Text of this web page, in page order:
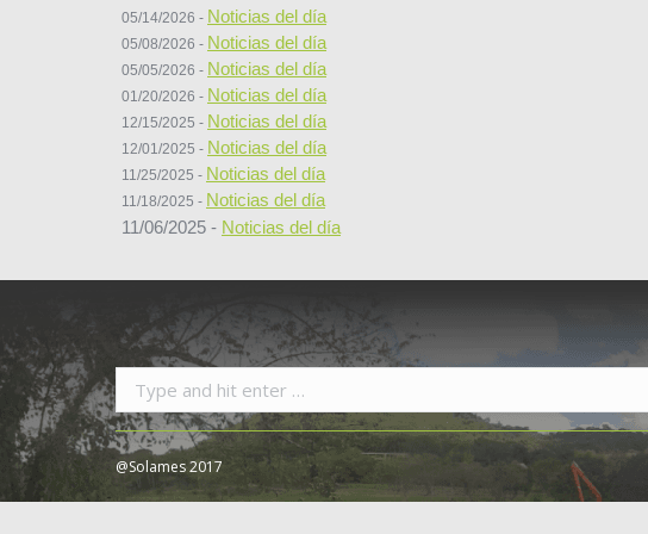
05/14/2026 - Noticias del día
05/08/2026 - Noticias del día
05/05/2026 - Noticias del día
01/20/2026 - Noticias del día
12/15/2025 - Noticias del día
12/01/2025 - Noticias del día
11/25/2025 - Noticias del día
11/18/2025 - Noticias del día
11/06/2025 - Noticias del día
Search:
@Solames 2017